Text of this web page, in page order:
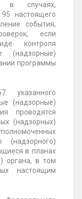
в случаях,
настоящего
события,
если
контроля
(надзорные)
программы
указанного
(надзорные)
проводятся
(надзорных)
(надзорного)
в планах
органа, в том
настоящим